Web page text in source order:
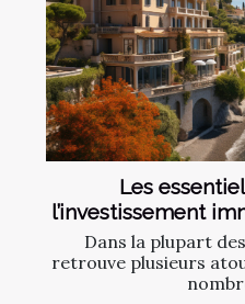
Les
l’investissement
Dans la plupart
retrouve plusieurs